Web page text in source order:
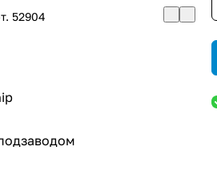
52904